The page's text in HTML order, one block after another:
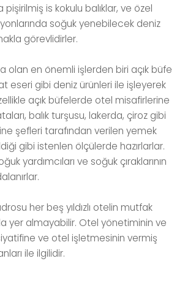
pişirilmiş is kokulu balıklar, ve özel
soğuk yenebilecek deniz
görevlidirler.
olan en önemli işlerden biri açık büfe
eseri gibi deniz ürünleri ile işleyerek
açık büfelerde otel misafirlerine
balık turşusu, lakerda, çiroz gibi
şefleri tarafından verilen yemek
gibi istenlen ölçülerde hazırlarlar.
yardımcıları ve soğuk çıraklarının
her beş yıldızlı otelin mutfak
yer almayabilir. Otel yönetiminin ve
ve otel işletmesinin vermiş
ile ilgilidir.